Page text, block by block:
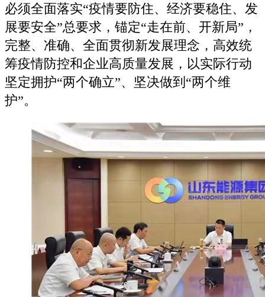
必须全面落实“疫情要防住、经济要稳住、发
展要安全”总要求，锚定“走在前、开新局”，
完整、准确、全面贯彻新发展理念，高效统
筹疫情防控和企业高质量发展，以实际行动
坚定拥护“两个确立”、坚决做到“两个维
护”。